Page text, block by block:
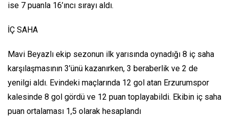
ise 7 puanla 16’ıncı sırayı aldı.
İÇ SAHA
Mavi Beyazlı ekip sezonun ilk yarısında oynadığı 8 iç saha
karşılaşmasının 3’ünü kazanırken, 3 beraberlik ve 2 de
yenilgi aldı. Evindeki maçlarında 12 gol atan Erzurumspor
kalesinde 8 gol gördü ve 12 puan toplayabildi. Ekibin iç saha
puan ortalaması 1,5 olarak hesaplandı